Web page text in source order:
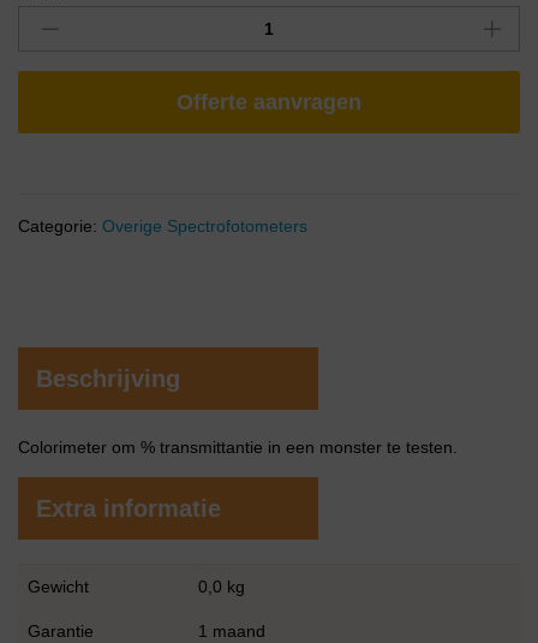
Offerte aanvragen
Categorie: Overige Spectrofotometers
Beschrijving
Colorimeter om % transmittantie in een monster te testen.
Extra informatie
Gewicht 0,0 kg
Garantie 1 maand